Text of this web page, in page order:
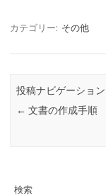
カテゴリー: その他
投稿ナビゲーション
← 文書の作成手順
検索